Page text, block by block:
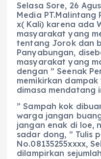
Selasa Sore, 26
Media PT.Malintang
x( Kali) karena ada
masyarakat yang
tentang Jorok dan
Panyabungan,
masyarakat yang
dengan ” Seenak
memikirkan
dimasa mendatang
” Sampah kok
warga jangan
jangan enak di loe,
sadar dong, ” Tulis
No.08135255xxxx,
dilampirkan